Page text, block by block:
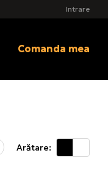
Intrare
Comanda mea
Arătare: